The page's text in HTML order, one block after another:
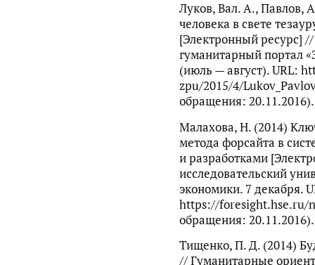
Луков, Вал. А., Павлов,
человека в свете
[Электронный ресурс]
гуманитарный портал
(июль — август). URL:
zpu/2015/4/
обращения: 20.11.2016).
Малахова, Н. (2014)
метода форсайта в
и разработками
исследовательский
экономики. 7 декабря.
https://foresight.hse.ru/
обращения: 20.11.2016).
Тищенко, П. Д. (2014)
// Гуманитарные